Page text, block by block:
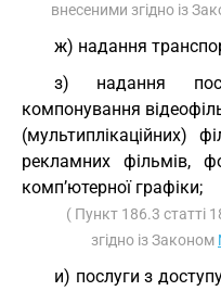
внесеними згідно із
ж) надання
з) надання
компонування
(мультиплікаційних)
рекламних фільмів,
комп’ютерної графіки;
( Пункт 186.3 статті
згідно із Законом
и) послуги з